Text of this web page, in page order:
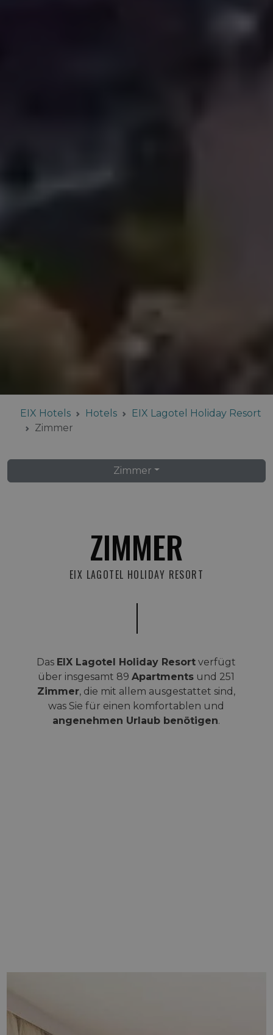
EIX Hotels Hotels
EIX Lagotel Holiday Resort
Zimmer
Zimmer
ZIMMER
EIX LAGOTEL HOLIDAY RESORT
Das EIX Lagotel Holiday Resort verfügt
über insgesamt 89Apartments und 251
Zimmer, die mit allem ausgestattet sind,
was Sie für einen komfortablen und
angenehmen Urlaub benötigen.